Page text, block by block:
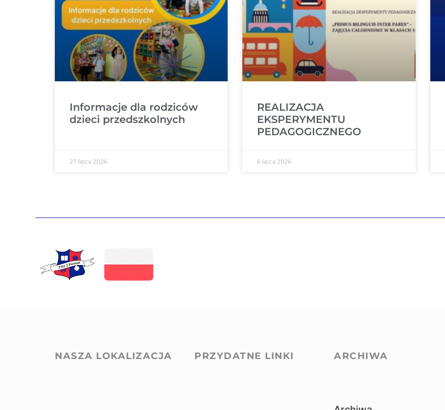
Informacje dla rodziców
dzieci przedszkolnych
27 lipca 2026
REALIZACJA
EKSPERYMENTU
PEDAGOGICZNEGO
6 lipca 2026
NASZA LOKALIZACJA PRZYDATNE LINKI ARCHIWA